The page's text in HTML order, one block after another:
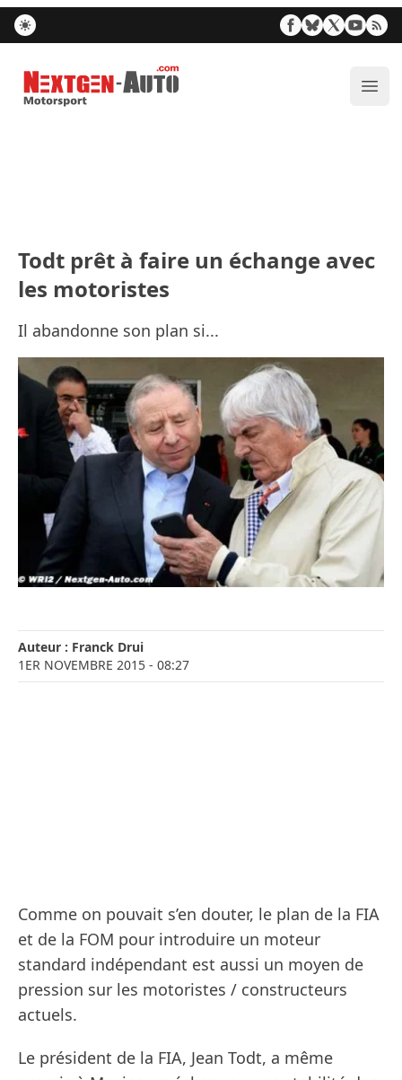
Nextgen-Auto.com
Todt prêt à faire un échange avec
les motoristes
Il abandonne son plan si...
Auteur : Franck Drui
1ER NOVEMBRE 2015 - 08:27
Comme on pouvait s’en douter, le plan de la FIA
et de la FOM pour introduire un moteur
standard indépendant est aussi un moyen de
pression sur les motoristes / constructeurs
actuels.
Le président de la FIA, Jean Todt, a même